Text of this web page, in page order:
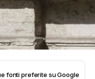
fonti preferite su Google